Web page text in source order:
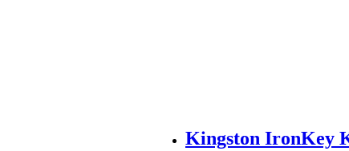
Kingston IronKey